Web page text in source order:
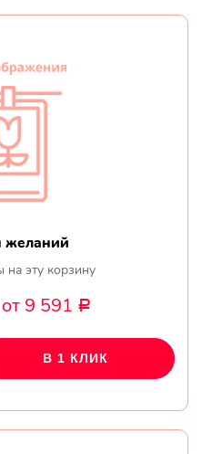
желаний
на эту корзину
от 9 591 Р
В 1 КЛИК